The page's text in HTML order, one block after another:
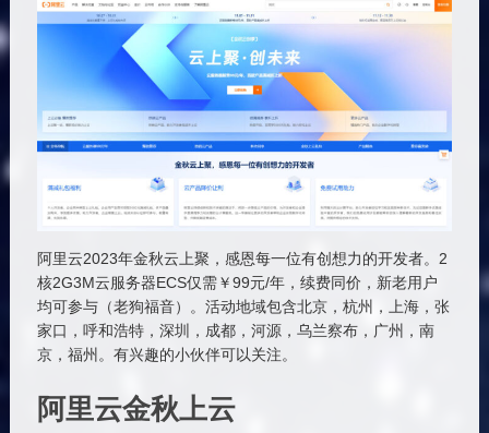
阿里云2023年金秋云上聚，感恩每一位有创想力的开发者。2
核2G3M云服务器ECS仅需￥99元/年，续费同价，新老用户
均可参与（老狗福音）。活动地域包含北京，杭州，上海，张
家口，呼和浩特，深圳，成都，河源，乌兰察布，广州，南
京，福州。有兴趣的小伙伴可以关注。
阿里云金秋上云